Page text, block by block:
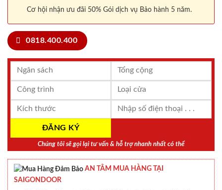
Cơ hội nhận ưu đãi 50% Gói dịch vụ Bảo hành 5 năm.
0818.400.400
Chúng tôi sẽ gọi lại tư vấn & hỗ trợ nhanh nhất có thể
AN TÂM MUA HÀNG TẠI
SAIGONDOOR